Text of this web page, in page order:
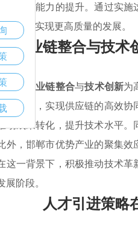
进创新能力的提升。通过实
，从而实现更高质量的发展。
产业链整合与技术
市， 产业链整合与技术创新为
源整合，实现供应链的高效
动成果转化，提升技术水平
外，邯郸市优势产业的聚集
这一背景下，积极推动技术
展阶段。
人才引进策略